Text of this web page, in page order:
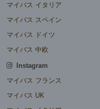
マイバス イタリア
マイバス スペイン
マイバス ドイツ
マイバス 中欧
Instagram
マイバス フランス
マイバス UK